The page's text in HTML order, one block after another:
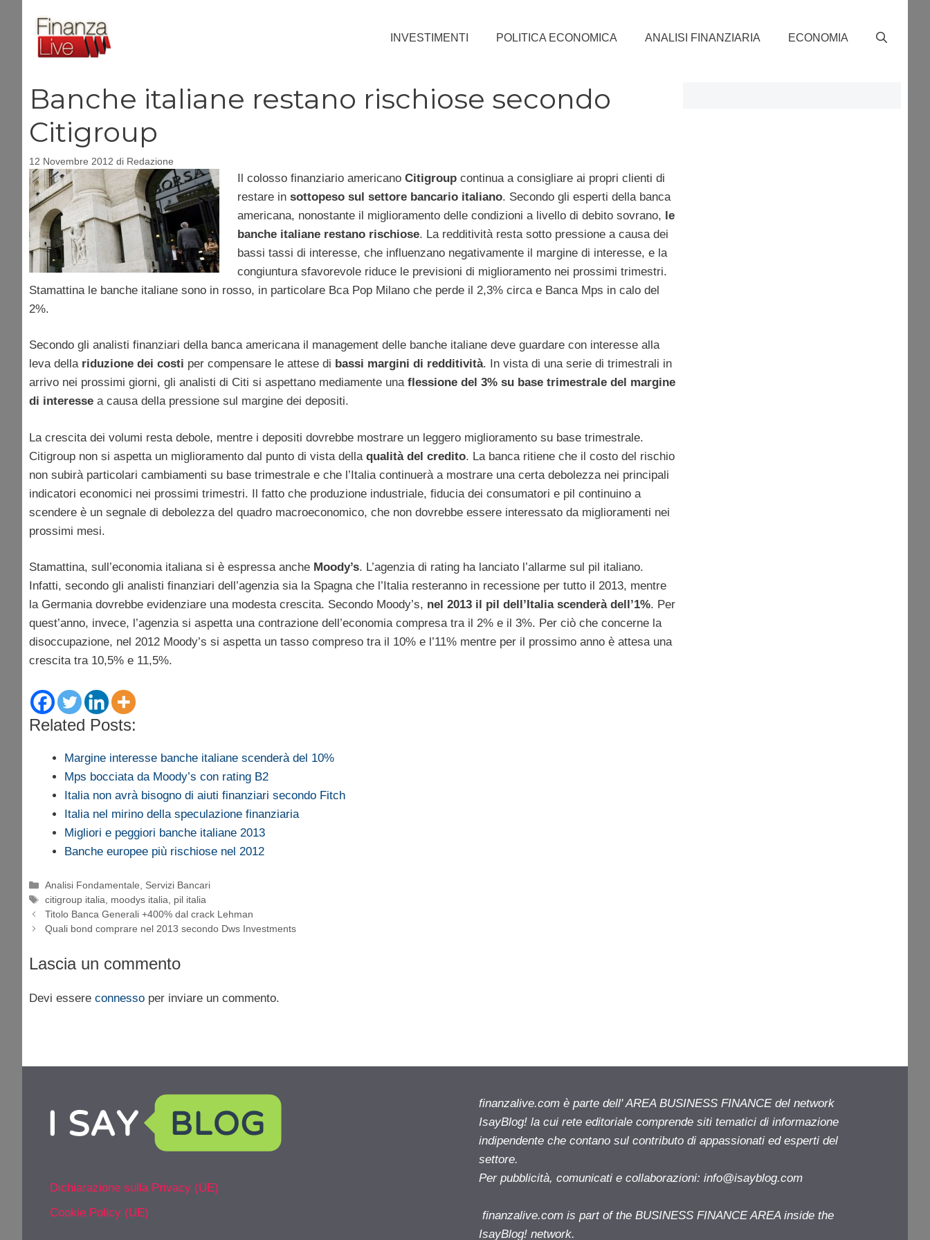
contenuto
INVESTIMENTI POLITICA ECONOMICA ANALISI FINANZIARIA ECONOMIA
Banche italiane restano rischiose secondo
Citigroup
12 Novembre 2012 di Redazione
Il colosso finanziario americano Citigroupcontinua a consigliare ai propri clienti di
restare in sottopeso sul settore bancario italiano. Secondo gli esperti della banca
americana, nonostante il miglioramento delle condizioni a livello di debito sovrano, le
banche italiane restano rischiose. La redditività resta sotto pressione a causa dei
bassi tassi di interesse, che influenzano negativamente il margine di interesse, e la
congiuntura sfavorevole riduce le previsioni di miglioramento nei prossimi trimestri.
Stamattina le banche italiane sono in rosso, in particolare Bca Pop Milano che perde il 2,3% circa e Banca Mps in calo del
2%.
Secondo gli analisti finanziari della banca americana il management delle banche italiane deve guardare con interesse alla
leva della riduzione dei costi per compensare le attese di bassi margini di redditività. In vista di una serie di trimestrali in
arrivo nei prossimi giorni, gli analisti di Citi si aspettano mediamente una flessione del 3% su base trimestrale del margine
di interesse a causa della pressione sul margine dei depositi.
La crescita dei volumi resta debole, mentre i depositi dovrebbe mostrare un leggero miglioramento su base trimestrale.
Citigroup non si aspetta un miglioramento dal punto di vista della qualità del credito. La banca ritiene che il costo del rischio
non subirà particolari cambiamenti su base trimestrale e che l’Italia continuerà a mostrare una certa debolezza nei principali
indicatori economici nei prossimi trimestri. Il fatto che produzione industriale, fiducia dei consumatori e pil continuino a
scendere è un segnale di debolezza del quadro macroeconomico, che non dovrebbe essere interessato da miglioramenti nei
prossimi mesi.
Stamattina, sull’economia italiana si è espressa anche Moody’s. L’agenzia di rating ha lanciato l’allarme sul pil italiano.
Infatti, secondo gli analisti finanziari dell’agenzia sia la Spagna che l’Italia resteranno in recessione per tutto il 2013, mentre
la Germania dovrebbe evidenziare una modesta crescita. Secondo Moody’s, nel 2013 il pil dell’Italia scenderà dell’1%. Per
quest’anno, invece, l’agenzia si aspetta una contrazione dell’economia compresa tra il 2% e il 3%. Per ciò che concerne la
disoccupazione, nel 2012 Moody’s si aspetta un tasso compreso tra il 10% e l’11% mentre per il prossimo anno è attesa una
crescita tra 10,5% e 11,5%.
Related Posts:
Margine interesse banche italiane scenderà del 10%
Mps bocciata da Moody’s con rating B2
Italia non avrà bisogno di aiuti finanziari secondo Fitch
Italia nel mirino della speculazione finanziaria
Migliori e peggiori banche italiane 2013
Banche europee più rischiose nel 2012
Categorie
Analisi Fondamentale
Servizi Bancari
Tag
citigroup italia moodys italia
pil italia
Titolo Banca Generali +400% dal crack Lehman
Quali bond comprare nel 2013 secondo Dws Investments
Lascia un commento
Devi essere connesso per inviare un commento.
Dichiarazione sulla Privacy (UE)
Cookie Policy (UE)
finanzalive.com è parte dell' AREA BUSINESS FINANCE del network
IsayBlog! la cui rete editoriale comprende siti tematici di informazione
indipendente che contano sul contributo di appassionati ed esperti del
settore.
Per pubblicità, comunicati e collaborazioni: info@isayblog.com
finanzalive.com is part of the BUSINESS FINANCE AREA inside the
IsayBlog! network.